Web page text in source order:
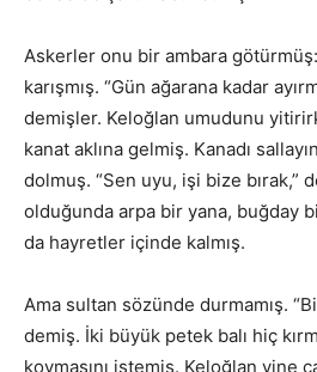
Askerler onu bir ambara
karışmış. “Gün ağarana kadar
demişler. Keloğlan umudunu
kanat aklına gelmiş. Kanadı
dolmuş. “Sen uyu, işi bize bırak,”
olduğunda arpa bir yana, buğday
da hayretler içinde kalmış.
Ama sultan sözünde durmamış.
demiş. İki büyük petek balı hiç
koymasını istemiş. Keloğlan yine